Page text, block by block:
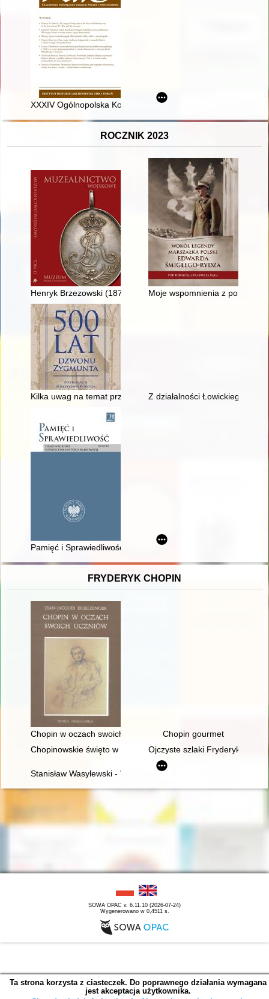
XXXIV Ogólnopolska Konferencja Historyków Kartografii
ROCZNIK 2023
Henryk Brzezowski (1879-1964) : kolekcja bohatera bitwy
Moje wspomnienia z pobytu na
Kilka uwag na temat przyczyn "zawałów" serca królewskiego
Z działalności Łowickiego
Pamięć i Sprawiedliwość : pismo naukowe poświęcone
FRYDERYK CHOPIN
Chopin w oczach swoich uczniów
Chopin gourmet
Chopinowskie święto w DusznikachOjczyste szlaki Fryderyka
Stanisław Wasylewski - "opolanin z wyboru" o Fryderyku
SOWA OPAC v. 6.11.10 (2026-07-24)
Wygenerowano w 0,4511 s.
Ta strona korzysta z ciasteczek. Do poprawnego działania wymagana
jest akceptacja użytkownika.